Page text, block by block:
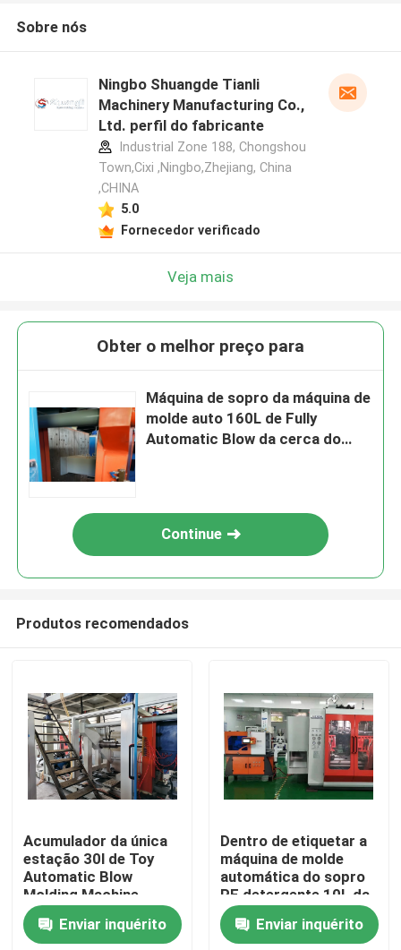
Produtos
Sobre nós
Sobre nós
Ningbo Shuangde Tianli
Machinery Manufacturing Co.,
Ltd. perfil do fabricante
Industrial Zone 188, Chongshou
Town,Cixi ,Ningbo,Zhejiang, China
,CHINA
5.0
Fornecedor verificado
Veja mais
Obter o melhor preço para
Máquina de sopro da máquina de
molde auto 160L de Fully
Automatic Blow da cerca do
Continue
Produtos recomendados
Acumulador da única
estação 30l de Toy
Automatic Blow
Molding Machine
Enviar inquérito
Dentro de etiquetar a
máquina de molde
automática do sopro
PE detergente 10L da
garrafa
Enviar inquérito